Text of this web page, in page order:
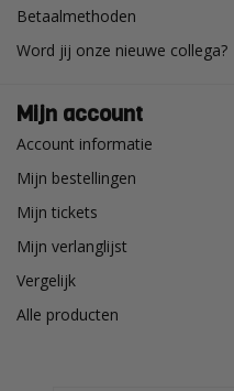
Betaalmethoden
Word jij onze nieuwe collega?
Mijn account
Account informatie
Mijn bestellingen
Mijn tickets
Mijn verlanglijst
Vergelijk
Alle producten